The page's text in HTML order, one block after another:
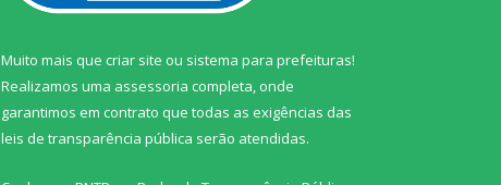
Muito mais que criar site ou sistema para prefeituras!
Realizamos uma assessoria completa, onde
garantimos em contrato que todas as exigências das
leis de transparência pública serão atendidas.